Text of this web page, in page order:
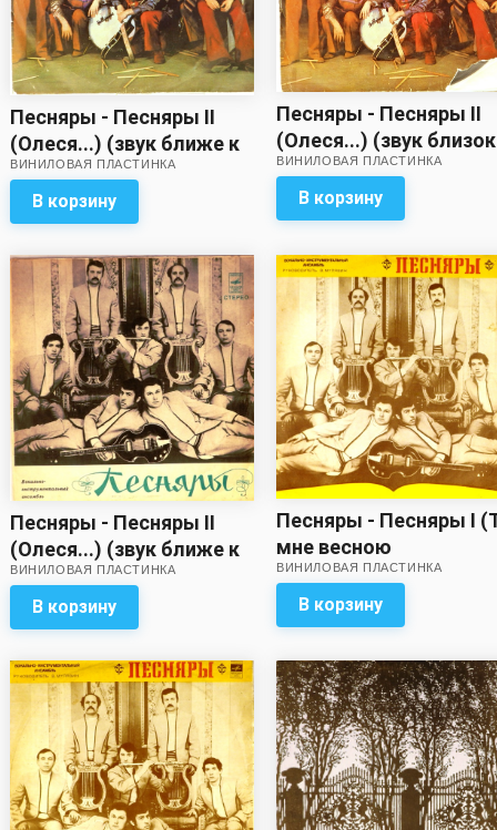
Песняры - Песняры II
(Олеся...) (звук ближе к
удовлетворительному!)
ВИНИЛОВАЯ ПЛАСТИНКА
В корзину
Песняры - Песняры II
(Олеся...) (звук
ВИНИЛОВАЯ ПЛАСТИНКА
В корзину
Песняры - Песняры II
(Олеся...) (звук ближе к
удовлетворительному!)
ВИНИЛОВАЯ ПЛАСТИНКА
В корзину
Песняры - Песняры I
мне весною
приснилась...) (звук
ВИНИЛОВАЯ ПЛАСТИНКА
В корзину